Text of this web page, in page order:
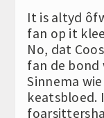
It is altyd
fan op it
No, dat
fan de bond
Sinnema
keatsbloed.